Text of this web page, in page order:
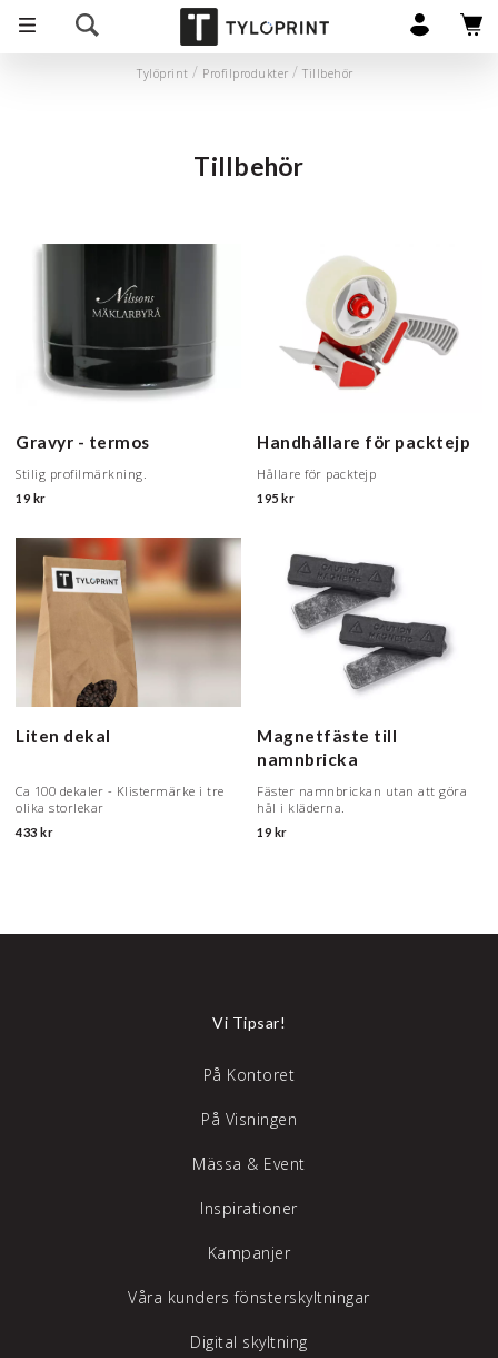
Tylöprint Profilprodukter Tillbehör
Tillbehör
Gravyr - termos
Stilig profilmärkning.
19 kr
Handhållare för packtejp
Hållare för packtejp
195 kr
Liten dekal
Ca 100 dekaler - Klistermärke i tre
olika storlekar
433 kr
Magnetfäste till
namnbricka
Fäster namnbrickan utan att göra
hål i kläderna.
19 kr
Vi Tipsar!
På Kontoret
På Visningen
Mässa & Event
Inspirationer
Kampanjer
Våra kunders fönsterskyltningar
Digital skyltning